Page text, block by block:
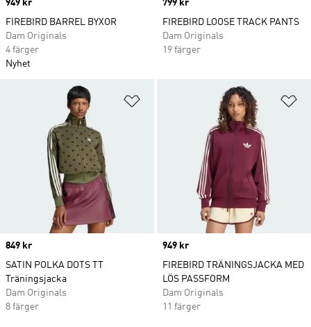
Price
949 kr
FIREBIRD BARREL BYXOR
Dam Originals
4 färger
Nyhet
Price
799 kr
FIREBIRD LOOSE TRACK PANTS
Dam Originals
19 färger
Lägg till på önskelistan
Price
849 kr
SATIN POLKA DOTS TT
Träningsjacka
Dam Originals
8 färger
Price
949 kr
FIREBIRD TRÄNINGSJACKA MED
LÖS PASSFORM
Dam Originals
11 färger